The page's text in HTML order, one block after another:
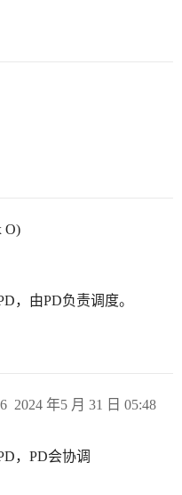
O)
，由PD负责调度。
2024 年5 月 31 日 05:48
，PD会协调